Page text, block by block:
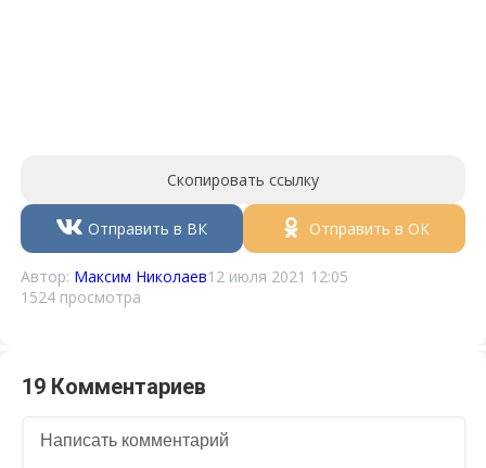
Скопировать ссылку
Отправить в ВК Отправить в ОК
Автор: Максим Николаев12 июля 2021 12:05
1524 просмотра
19 Комментариев